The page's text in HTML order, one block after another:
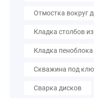
Отмостка вокруг
Кладка столбов
Кладка пеноблока
Скважина под
Сварка дисков